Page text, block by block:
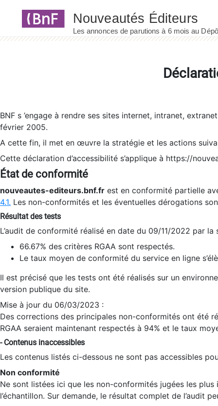
BNF s ’engage à rendre ses sites internet, intranet,
février 2005.
A cette fin, il met en œuvre la stratégie et les actions
Cette déclaration d’accessibilité s’applique à https://
État de conformité
nouveautes-editeurs.bnf.fr est en conformité partielle
4.1. Les non-conformités et les éventuelles dérogations
Résultat des tests
L’audit de conformité réalisé en date du 09/11/2022 par
66.67% des critères RGAA sont respectés.
Le taux moyen de conformité du service en ligne
Il est précisé que les tests ont été réalisés sur un
version publique du site.
Mise à jour du 06/03/2023 :
Des corrections des principales non-conformités ont été
RGAA seraient maintenant respectés à 94% et le taux
- Contenus inaccessibles
Les contenus listés ci-dessous ne sont pas accessibles
Non conformité
Ne sont listées ici que les non-conformités jugées les
l’échantillon. Sur demande, le résultat complet de l’audit